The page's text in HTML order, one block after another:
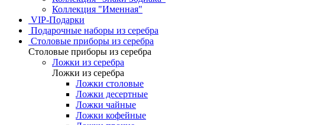
Коллекция "Именная"
VIP-Подарки
Подарочные наборы из серебра
Столовые приборы из серебра
Столовые приборы из серебра
Ложки из серебра
Ложки из серебра
Ложки столовые
Ложки десертные
Ложки чайные
Ложки кофейные